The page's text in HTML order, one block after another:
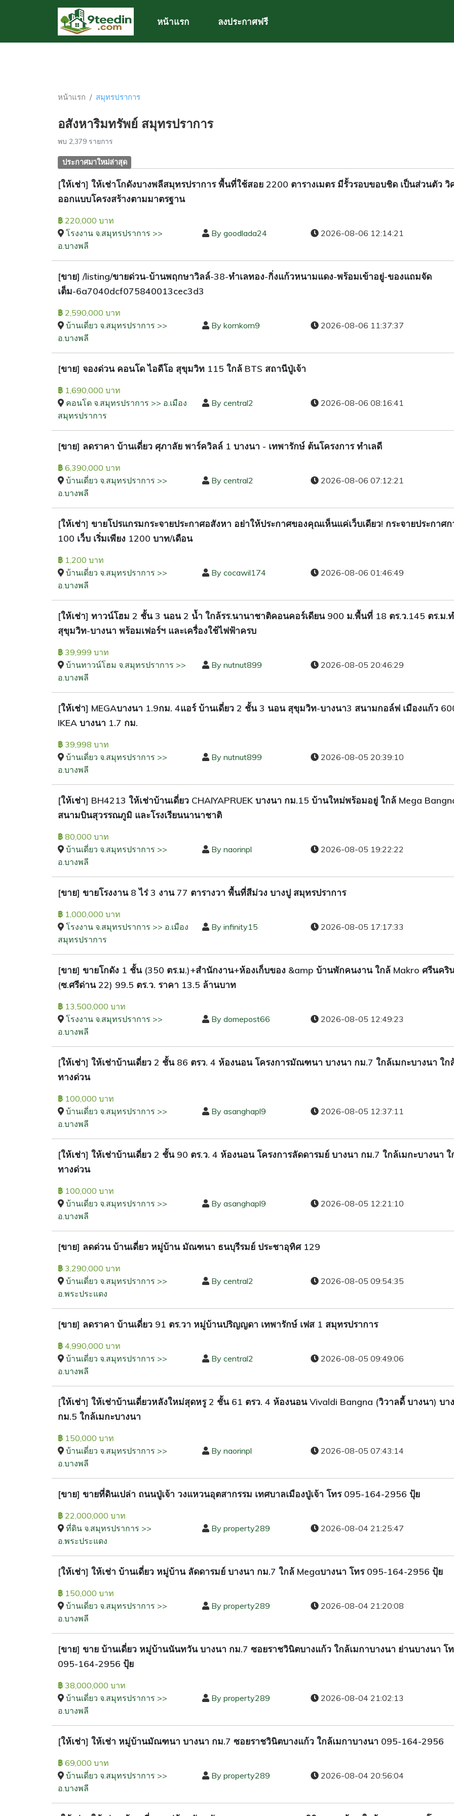
หน้าแรก ลงประกาศฟรี
หน้าแรก สมุทรปราการ
อสังหาริมทรัพย์ สมุทรปราการ
พบ 2,379 รายการ
ประกาศมาใหม่ล่าสุด
[ให้เช่า] ให้เช่าโกดังบางพลีสมุทรปราการ พื้นที่ใช้สอย 2200 ตารางเมตร มีรั้วรอบขอบชิด เป็นส่วนตัว วิ
ออกแบบโครงสร้างตามมาตรฐาน
฿ 220,000 บาท
โรงงาน จ.สมุทรปราการ >>
อ.บางพลี
By goodlada24 2026-08-06 12:14:21
[ขาย] /listing/ขายด่วน-บ้านพฤกษาวิลล์-38-ทำเลทอง-กิ่งแก้วหนามแดง-พร้อมเข้าอยู่-ของแถมจัด
เต็ม-6a7040dcf075840013cec3d3
฿ 2,590,000 บาท
บ้านเดี่ยว จ.สมุทรปราการ >>
อ.บางพลี
By kornkorn9 2026-08-06 11:37:37
[ขาย] จองด่วน คอนโด ไอดีโอ สุขุมวิท 115 ใกล้ BTS สถานีปู่เจ้า
฿ 1,690,000 บาท
คอนโด จ.สมุทรปราการ >> อ.เมือง
สมุทรปราการ
By central2 2026-08-06 08:16:41
[ขาย] ลดราคา บ้านเดี่ยว ศุภาลัย พาร์ควิลล์ 1 บางนา - เทพารักษ์ ต้นโครงการ ทำเลดี
฿ 6,390,000 บาท
บ้านเดี่ยว จ.สมุทรปราการ >>
อ.บางพลี
By central2 2026-08-06 07:12:21
[ให้เช่า] ขายโปรแกรมกระจายประกาศอสังหา อย่าให้ประกาศของคุณเห็นแค่เว็บเดียว! กระจายประกาศก
100 เว็บ เริ่มเพียง 1200 บาท/เดือน
฿ 1,200 บาท
บ้านเดี่ยว จ.สมุทรปราการ >>
อ.บางพลี
By cocawil174 2026-08-06 01:46:49
[ให้เช่า] ทาวน์โฮม 2 ชั้น 3 นอน 2 น้ำ ใกล้รร.นานาชาติคอนคอร์เดียน 900 ม.พื้นที่ 18 ตร.ว.145 ตร.ม.ท
สุขุมวิท-บางนา พร้อมเฟอร์ฯ และเครื่องใช้ไฟฟ้าครบ
฿ 39,999 บาท
บ้านทาวน์โฮม จ.สมุทรปราการ >>
อ.บางพลี
By nutnut899 2026-08-05 20:46:29
[ให้เช่า] MEGAบางนา 1.9กม. 4แอร์ บ้านเดี่ยว 2 ชั้น 3 นอน สุขุมวิท-บางนา3 สนามกอล์ฟ เมืองแก้ว
IKEA บางนา 1.7 กม.
฿ 39,998 บาท
บ้านเดี่ยว จ.สมุทรปราการ >>
อ.บางพลี
By nutnut899 2026-08-05 20:39:10
[ให้เช่า] BH4213 ให้เช่าบ้านเดี่ยว CHAIYAPRUEK บางนา กม.15 บ้านใหม่พร้อมอยู่ ใกล้ Mega
สนามบินสุวรรณภูมิ และโรงเรียนนานาชาติ
฿ 80,000 บาท
บ้านเดี่ยว จ.สมุทรปราการ >>
อ.บางพลี
By naorinpl 2026-08-05 19:22:22
[ขาย] ขายโรงงาน 8 ไร่ 3 งาน 77 ตารางวา พื้นที่สีม่วง บางปู สมุทรปราการ
฿ 1,000,000 บาท
โรงงาน จ.สมุทรปราการ >> อ.เมือง
สมุทรปราการ
By infinity15 2026-08-05 17:17:33
[ขาย] ขายโกดัง 1 ชั้น (350 ตร.ม.)+สำนักงาน+ห้องเก็บของ &amp บ้านพักคนงาน ใกล้ Makro ศรีนคริ
(ซ.ศรีด่าน 22) 99.5 ตร.ว. ราคา 13.5 ล้านบาท
฿ 13,500,000 บาท
โรงงาน จ.สมุทรปราการ >>
อ.บางพลี
By domepost66 2026-08-05 12:49:23
[ให้เช่า] ให้เช่าบ้านเดี่ยว 2 ชั้น 86 ตรว. 4 ห้องนอน โครงการมัณฑนา บางนา กม.7 ใกล้เมกะบางนา ใก
ทางด่วน
฿ 100,000 บาท
บ้านเดี่ยว จ.สมุทรปราการ >>
อ.บางพลี
By asanghapl9 2026-08-05 12:37:11
[ให้เช่า] ให้เช่าบ้านเดี่ยว 2 ชั้น 90 ตร.ว. 4 ห้องนอน โครงการลัดดารมย์ บางนา กม.7 ใกล้เมกะบางนา ใ
ทางด่วน
฿ 100,000 บาท
บ้านเดี่ยว จ.สมุทรปราการ >>
อ.บางพลี
By asanghapl9 2026-08-05 12:21:10
[ขาย] ลดด่วน บ้านเดี่ยว หมู่บ้าน มัณฑนา ธนบุรีรมย์ ประชาอุทิศ​ 129
฿ 3,290,000 บาท
บ้านเดี่ยว จ.สมุทรปราการ >>
อ.พระประแดง
By central2 2026-08-05 09:54:35
[ขาย] ลดราคา บ้านเดี่ยว 91 ตร.วา หมู่บ้านปริญญดา เทพารักษ์ เฟส 1 สมุทรปราการ
฿ 4,990,000 บาท
บ้านเดี่ยว จ.สมุทรปราการ >>
อ.บางพลี
By central2 2026-08-05 09:49:06
[ให้เช่า] ให้เช่าบ้านเดี่ยวหลังใหม่สุดหรู 2 ชั้น 61 ตรว. 4 ห้องนอน Vivaldi Bangna (วิวาลดี้ บางนา) บา
กม.5 ใกล้เมกะบางนา
฿ 150,000 บาท
บ้านเดี่ยว จ.สมุทรปราการ >>
อ.บางพลี
By naorinpl 2026-08-05 07:43:14
[ขาย] ขายที่ดินเปล่า ถนนปู่เจ้า วงแหวนอุตสากรรม เทศบาลเมืองปู่เจ้า โทร 095-164-2956 ปุ้ย
฿ 22,000,000 บาท
ที่ดิน จ.สมุทรปราการ >>
อ.พระประแดง
By property289 2026-08-04 21:25:47
[ให้เช่า] ให้เช่า บ้านเดี่ยว หมู่บ้าน ลัดดารมย์ บางนา กม.7 ใกล้ Megaบางนา โทร 095-164-2956 ปุ้ย
฿ 150,000 บาท
บ้านเดี่ยว จ.สมุทรปราการ >>
อ.บางพลี
By property289 2026-08-04 21:20:08
[ขาย] ขาย บ้านเดี่ยว หมู่บ้านนันทวัน บางนา กม.7 ซอยราชวินิตบางแก้ว ใกล้เมกาบางนา ย่านบางนา โ
095-164-2956 ปุ้ย
฿ 38,000,000 บาท
บ้านเดี่ยว จ.สมุทรปราการ >>
อ.บางพลี
By property289 2026-08-04 21:02:13
[ให้เช่า] ให้เช่า หมู่บ้านมัณฑนา บางนา กม.7 ซอยราชวินิตบางแก้ว ใกล้เมกาบางนา 095-164-2956
฿ 69,000 บาท
บ้านเดี่ยว จ.สมุทรปราการ >>
อ.บางพลี
By property289 2026-08-04 20:56:04